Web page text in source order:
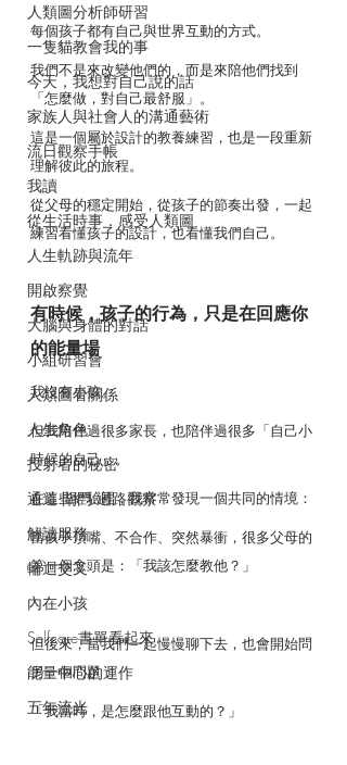
人類圖分析師研習
一隻貓教會我的事
今天，我想對自己說的話
家族人與社會人的溝通藝術
流日觀察手帳
我讀
從生活時事．感受人類圖
人生軌跡與流年
開啟察覺
大腦與身體的對話
小組研習會
人類圖看關係
人生角色
投射者的秘密
通道.閘門.迴路觀察
解讀服務
輪迴交叉
內在小孩
Selfcare書單看起來
能量中心的運作
五年流光
每個孩子都有自己與世界互動的方式。
我們不是來改變他們的，而是來陪他們找到
「怎麼做，對自己最舒服」。
這是一個屬於設計的教養練習，也是一段重新
理解彼此的旅程。
從父母的穩定開始，從孩子的節奏出發，一起
練習看懂孩子的設計，也看懂我們自己。
有時候，孩子的行為，只是在回應你
的能量場
我沒有小孩。
但我陪伴過很多家長，也陪伴過很多「自己小
時候的自己」。
在這些經驗裡，我常常發現一個共同的情境：
當孩子頂嘴、不合作、突然暴衝，很多父母的
第一個念頭是：「我該怎麼教他？」
但後來，當我們一起慢慢聊下去，也會開始問
另一個問題：
「我當時，是怎麼跟他互動的？」